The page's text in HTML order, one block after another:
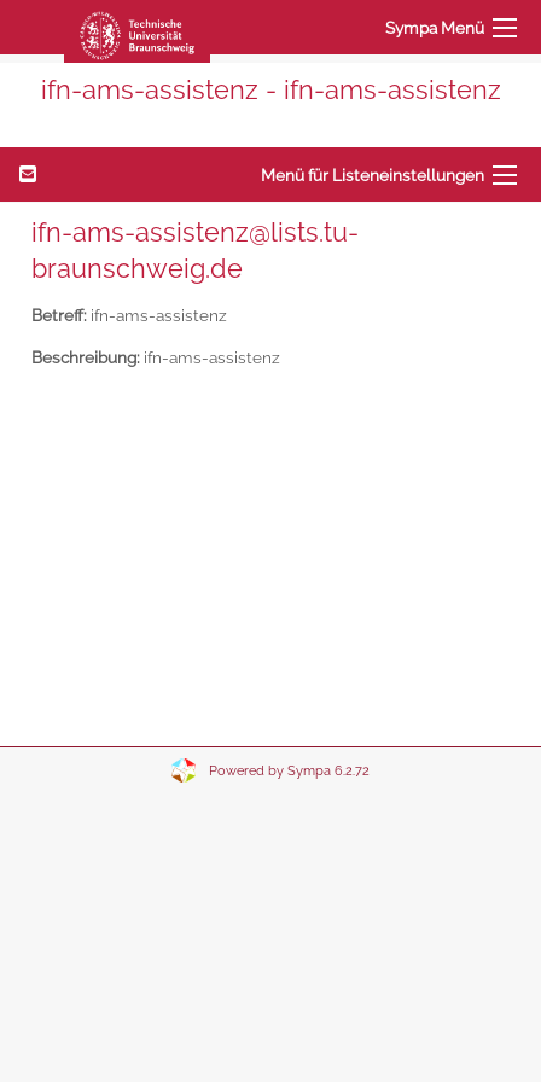
Sympa Menü
ifn-ams-assistenz - ifn-ams-assistenz
Menü für Listeneinstellungen
ifn-ams-assistenz@lists.tu-
braunschweig.de
Betreff: ifn-ams-assistenz
Beschreibung: ifn-ams-assistenz
Powered by Sympa 6.2.72